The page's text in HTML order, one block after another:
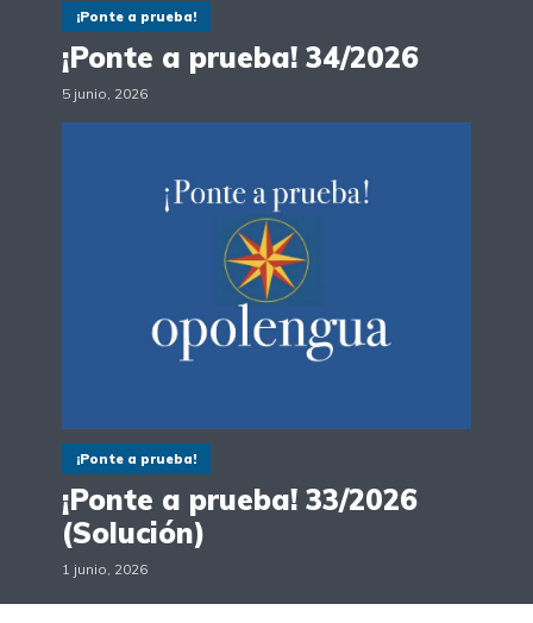
¡Ponte a prueba!
¡Ponte a prueba! 34/2026
5 junio, 2026
¡Ponte a prueba!
¡Ponte a prueba! 33/2026
(Solución)
1 junio, 2026